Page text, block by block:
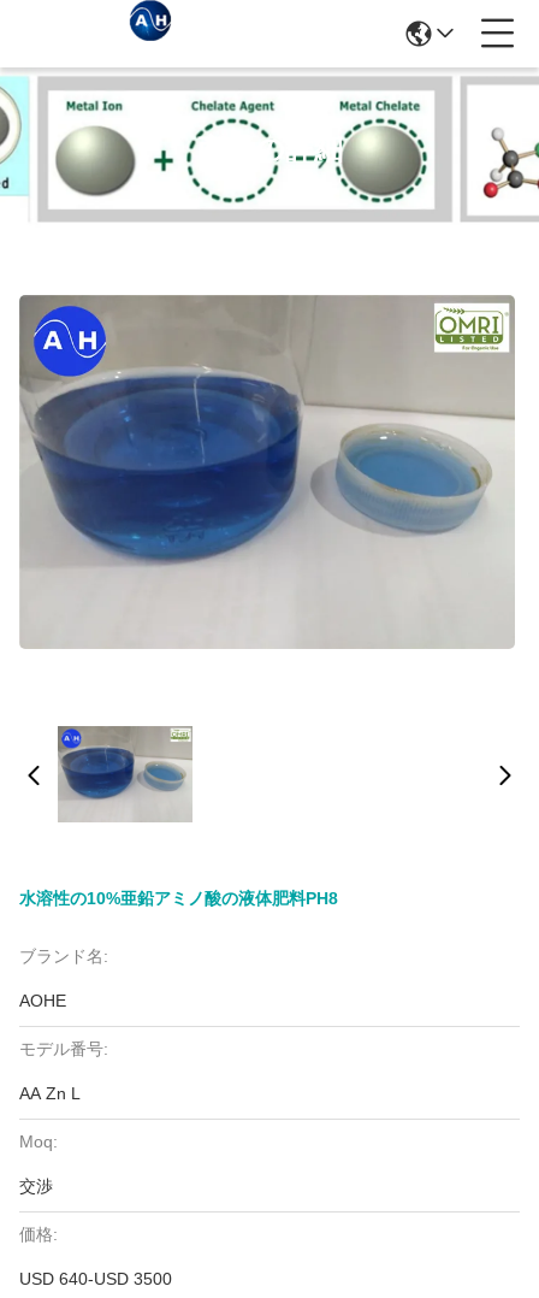
商品の詳細
水溶性の10%亜鉛アミノ酸の液体肥料PH8
ブランド名:
AOHE
モデル番号:
AA Zn L
Moq:
交渉
価格:
USD 640-USD 3500